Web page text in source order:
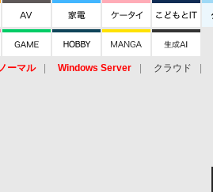
ーマル Windows Server クラウド